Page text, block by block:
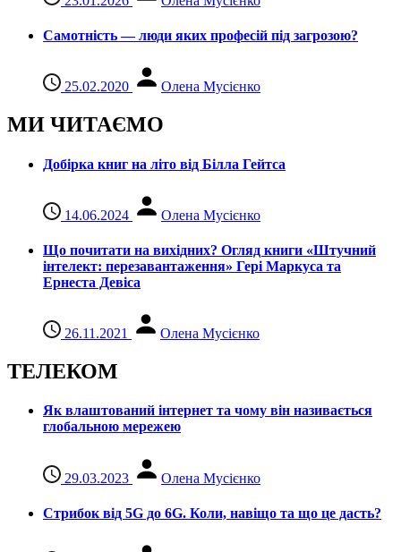
Самотність — люди яких професій під загрозою?
25.02.2020 Олена Мусієнко
МИ ЧИТАЄМО
Добірка книг на літо від Білла Гейтса
14.06.2024 Олена Мусієнко
Що почитати на вихідних? Огляд книги «Штучний
інтелект: перезавантаження» Гері Маркуса та
Ернеста Девіса
26.11.2021 Олена Мусієнко
ТЕЛЕКОМ
Як влаштований інтернет та чому він називається
глобальною мережею
29.03.2023 Олена Мусієнко
Стрибок від 5G до 6G. Коли, навіщо та що це даcть?